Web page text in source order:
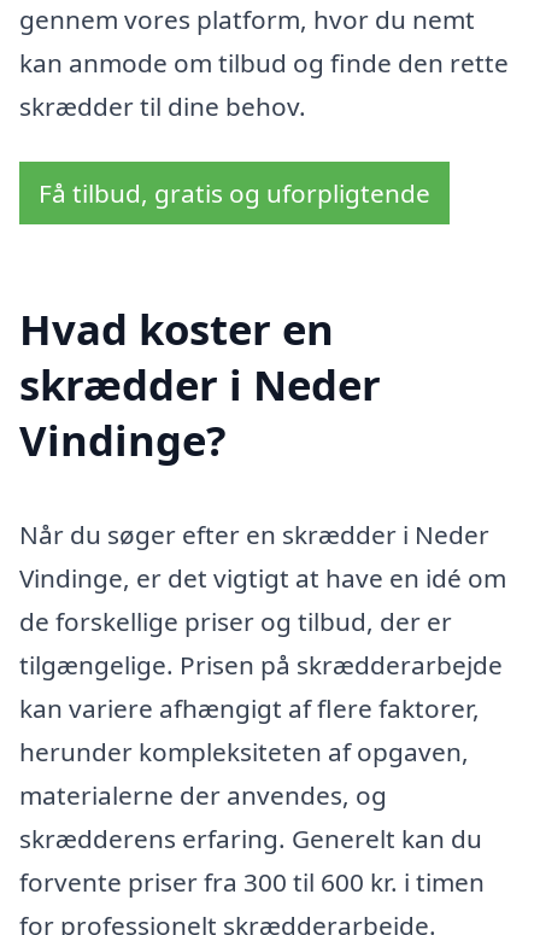
gennem vores platform, hvor du nemt
kan anmode om tilbud og finde den rette
skrædder til dine behov.
Få tilbud, gratis og uforpligtende
Hvad koster en
skrædder i Neder
Vindinge?
Når du søger efter en skrædder i Neder
Vindinge, er det vigtigt at have en idé om
de forskellige priser og tilbud, der er
tilgængelige. Prisen på skrædderarbejde
kan variere afhængigt af flere faktorer,
herunder kompleksiteten af opgaven,
materialerne der anvendes, og
skrædderens erfaring. Generelt kan du
forvente priser fra 300 til 600 kr. i timen
for professionelt skrædderarbejde.